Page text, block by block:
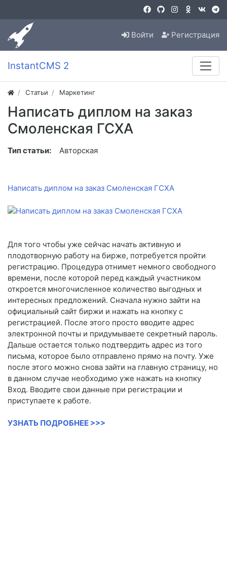
Войти Регистрация
InstantCMS 2
Статьи Маркетинг
Написать диплом на заказ
Смоленская ГСХА
Тип статьи: Авторская
Написать диплом на заказ Смоленская ГСХА
Для того чтобы уже сейчас начать активную и
плодотворную работу на бирже, потребуется пройти
регистрацию. Процедура отнимет немного свободного
времени, после которой перед каждый участником
откроется многочисленное количество выгодных и
интересных предложений. Сначала нужно зайти на
официальный сайт биржи и нажать на кнопку с
регистрацией. После этого просто вводите адрес
электронной почты и придумываете секретный пароль.
Дальше остается только подтвердить адрес из того
письма, которое было отправлено прямо на почту. Уже
после этого можно снова зайти на главную страницу, но
в данном случае необходимо уже нажать на кнопку
Вход. Вводите свои данные при регистрации и
приступаете к работе.
УЗНАТЬ ПОДРОБНЕЕ >>>